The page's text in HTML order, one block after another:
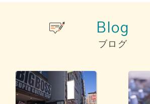
Blog
ブログ